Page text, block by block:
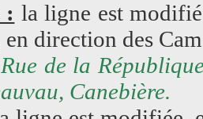
: la ligne est
en direction des
de la
Canebière.